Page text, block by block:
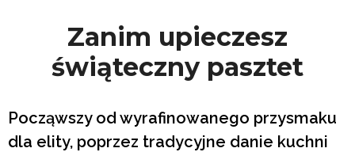
Zanim upieczesz
świąteczny pasztet
Począwszy od wyrafinowanego przysmaku
dla elity, poprzez tradycyjne danie kuchni